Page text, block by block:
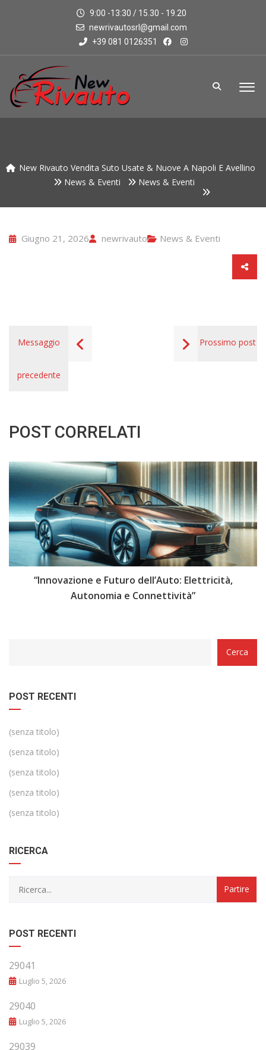
9:00 -13:30 / 15.30 - 19.20
newrivautosrl@gmail.com
+39 081 0126351
New Rivauto Vendita Suto Usate & Nuove A Napoli E Avellino
News & Eventi
News & Eventi
Giugno 21, 2026 newrivauto News & Eventi
Messaggio
precedente
Prossimo post
POST CORRELATI
“Innovazione e Futuro dell’Auto: Elettricità,
Autonomia e Connettività”
Cerca
POST RECENTI
(senza titolo)
(senza titolo)
(senza titolo)
(senza titolo)
(senza titolo)
RICERCA
POST RECENTI
29041
Luglio 5, 2026
29040
Luglio 5, 2026
29039